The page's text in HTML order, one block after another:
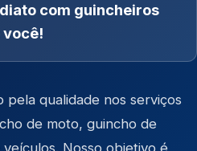
com guincheiros
você!
pela qualidade nos serviços
de moto, guincho de
. Nosso objetivo é